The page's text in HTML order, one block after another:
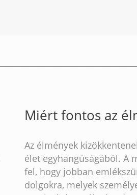
Miért fontos az
Az élmények
élet egyhangúságából. A
fel, hogy jobban
dolgokra, melyek